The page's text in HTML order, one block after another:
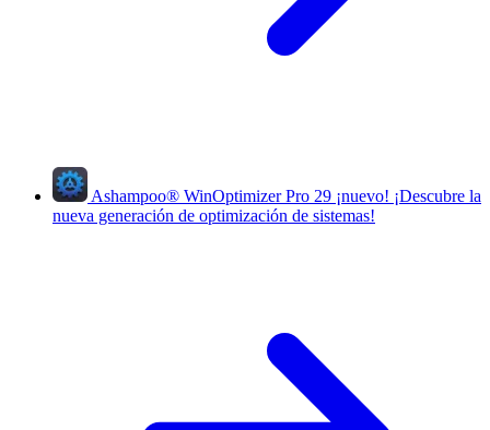
Ashampoo® WinOptimizer Pro 29 ¡nuevo! ¡Descubre la
nueva generación de optimización de sistemas!